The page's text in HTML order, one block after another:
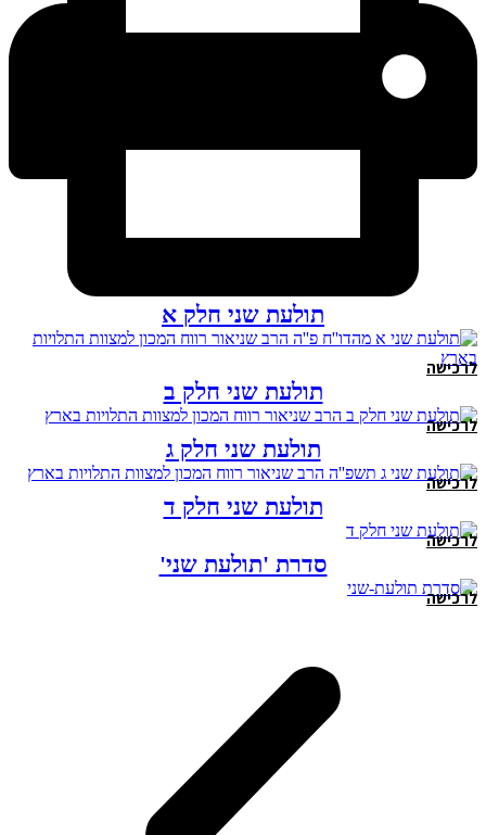
תולעת שני חלק א
לרכישה
תולעת שני חלק ב
לרכישה
תולעת שני חלק ג
לרכישה
תולעת שני חלק ד
לרכישה
סדרת 'תולעת שני'
לרכישה